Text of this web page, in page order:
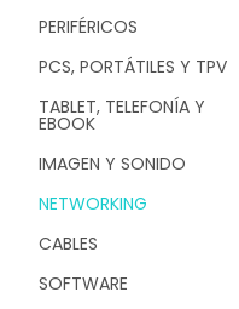
PERIFÉRICOS
PCS, PORTÁTILES Y TPV
TABLET, TELEFONÍA Y
EBOOK
IMAGEN Y SONIDO
NETWORKING
CABLES
SOFTWARE